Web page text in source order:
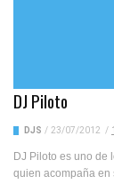
DJ Piloto
DJS / 23/07/2012 /
DJ Piloto es uno de
quien acompaña en